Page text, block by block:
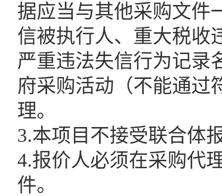
据应当与其他采购文件
信被执行人、重大税收
严重违法失信行为记录
府采购活动（不能通过
理。
3.本项目不接受联合体
4.报价人必须在采购代
件。